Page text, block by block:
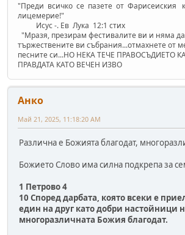
"Преди всичко се пазете от Фарисеиския
лицемерие!"
Исус -. Ев Лука 12:1 стих
"Mразя, презирам фестивалите ви и няма
тържествените ви събрания...отмахнете от
песните си...НО НЕКА ТЕЧЕ ПРАВОСЪДИЕТО
ПРАВДАТА КАТО ВЕЧЕН ИЗВО
Анко
Май 21, 2025, 11:18:20 AM
Различна е Божията благодат,
Божието Слово има силна подкрепа за
1 Петрово 4
10 Според дарбата, която всеки е
един на друг като добри настойници
многоразличната Божия благодат.